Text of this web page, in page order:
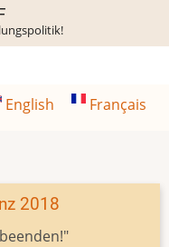
English Français
2018